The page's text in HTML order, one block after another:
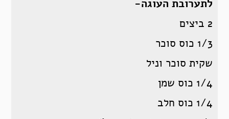
לתערובת העוגה-
2 ביצים
1/3 כוס סוכר
שקית סוכר וניל
1/4 כוס שמן
1/4 כוס חלב